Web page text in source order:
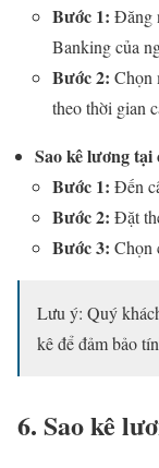
Bước 1: Đăng
Banking của
Bước 2: Chọn
theo thời gian
Sao kê lương
Bước 1: Đến
Bước 2: Đặt
Bước 3: Chọn
Lưu ý: Quý
kê để đảm bảo
6. Sao kê